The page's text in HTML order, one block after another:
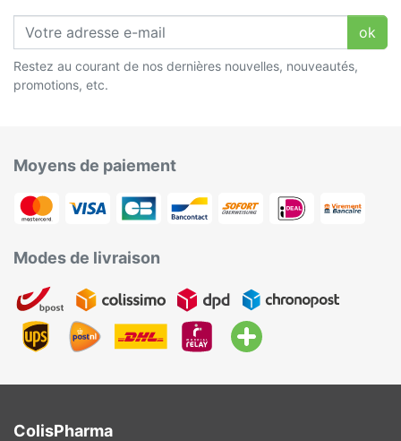
ok
Restez au courant de nos dernières nouvelles, nouveautés,
promotions, etc.
Moyens de paiement
Modes de livraison
ColisPharma